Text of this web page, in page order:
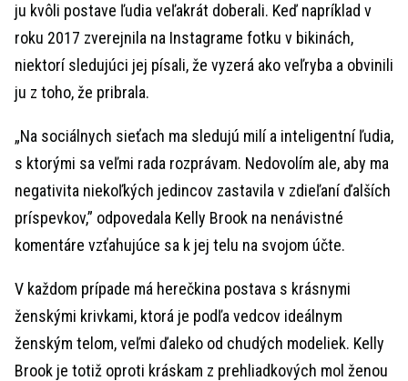
ju kvôli postave ľudia veľakrát doberali. Keď napríklad v
roku 2017 zverejnila na Instagrame fotku v bikinách,
niektorí sledujúci jej písali, že vyzerá ako veľryba a obvinili
ju z toho, že pribrala.
„Na sociálnych sieťach ma sledujú milí a inteligentní ľudia,
s ktorými sa veľmi rada rozprávam. Nedovolím ale, aby ma
negativita niekoľkých jedincov zastavila v zdieľaní ďalších
príspevkov,” odpovedala Kelly Brook na nenávistné
komentáre vzťahujúce sa k jej telu na svojom účte.
V každom prípade má herečkina postava s krásnymi
ženskými krivkami, ktorá je podľa vedcov ideálnym
ženským telom, veľmi ďaleko od chudých modeliek. Kelly
Brook je totiž oproti kráskam z prehliadkových mol ženou